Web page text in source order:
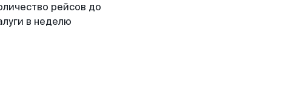
рейсов до
в неделю